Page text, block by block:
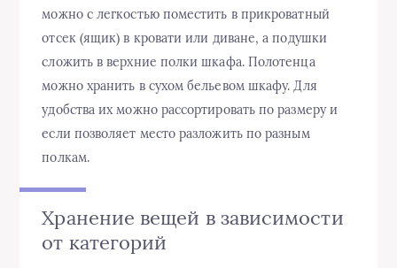
можно с легкостью поместить в прикроватный
отсек (ящик) в кровати или диване, а подушки
сложить в верхние полки шкафа. Полотенца
можно хранить в сухом бельевом шкафу. Для
удобства их можно рассортировать по размеру и
если позволяет место разложить по разным
полкам.
Хранение вещей в зависимости
от категорий